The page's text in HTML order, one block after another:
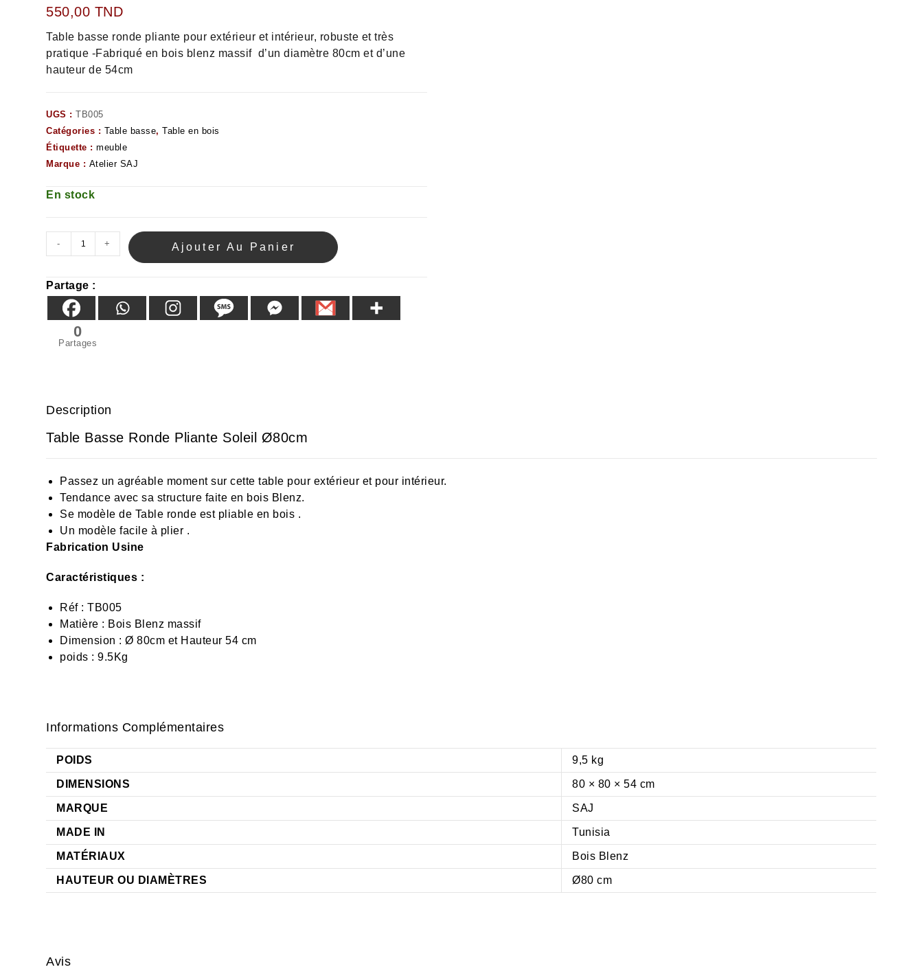
550,00 TND
Table basse ronde pliante pour extérieur et intérieur, robuste et très
pratique -Fabriqué en bois blenz massif d’un diamètre 80cm et d’une
hauteur de 54cm
UGS :TB005
Catégories : Table basse,Table en bois
Étiquette :meuble
Marque : Atelier SAJ
En stock
- + Ajouter Au Panier
Partage :
0
Partages
Description
Table Basse Ronde Pliante Soleil Ø80cm
Passez un agréable moment sur cette table pour extérieur et pour intérieur.
Tendance avec sa structure faite en bois Blenz.
Se modèle de Table ronde est pliable en bois .
Un modèle facile à plier .
Fabrication Usine
Caractéristiques :
Réf : TB005
Matière : Bois Blenz massif
Dimension : Ø 80cm et Hauteur 54 cm
poids : 9.5Kg
Informations Complémentaires
POIDS 9,5 kg
DIMENSIONS 80 × 80 × 54 cm
MARQUE SAJ
MADE IN Tunisia
MATÉRIAUX Bois Blenz
HAUTEUR OU DIAMÈTRES Ø80 cm
Avis